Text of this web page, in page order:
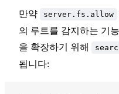
만약 server.fs.allow
의 루트를 감지하는 기
을 확장하기 위해
됩니다: